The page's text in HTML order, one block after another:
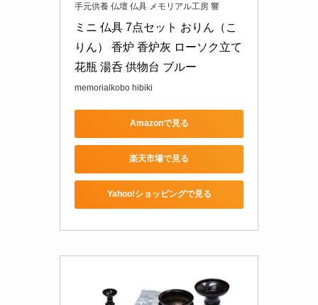
手元供養 仏壇 仏具 メモリアル工房 響
ミニ 仏具 7点セット おりん（こ
りん） 香炉 香炉灰 ローソク立て
花瓶 湯呑 供物台 ブルー
memorialkobo hibiki
Amazonで見る
楽天市場で見る
Yahoo!ショッピングで見る